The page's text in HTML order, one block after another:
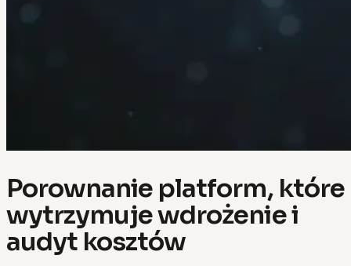
Porownanie platform, które
wytrzymuje wdrożenie i
audyt kosztów